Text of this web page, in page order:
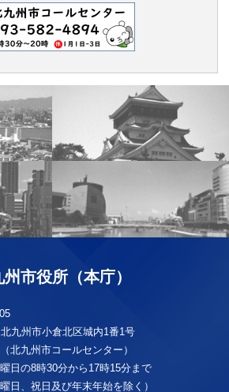
市役所（本庁）
九州市小倉北区城内1番1号
北九州市コールセンター）
日の8時30分から17時15分まで
日、祝日及び年末年始を除く）